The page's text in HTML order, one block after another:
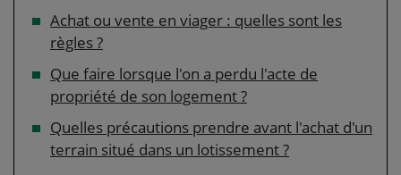
Achat ou vente en viager : quelles sont les
règles ?
Que faire lorsque l'on a perdu l'acte de
propriété de son logement ?
Quelles précautions prendre avant l'achat d'un
terrain situé dans un lotissement ?